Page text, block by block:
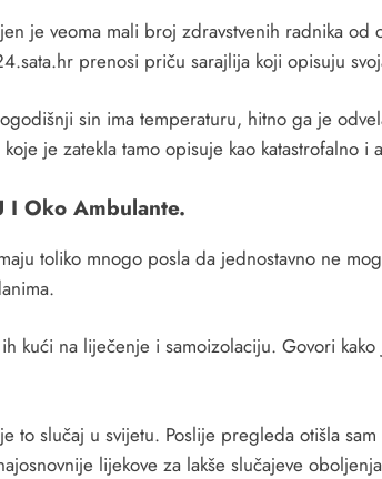
je veoma mali broj zdravstvenih radnika
prenosi priču sarajlija koji opisuju
sin ima temperaturu, hitno ga je
je zatekla tamo opisuje kao katastrofalno i
I Oko Ambulante.
toliko mnogo posla da jednostavno ne
kući na liječenje i samoizolaciju. Govori
to slučaj u svijetu. Poslije pregleda otišla
lijekove za lakše slučajeve